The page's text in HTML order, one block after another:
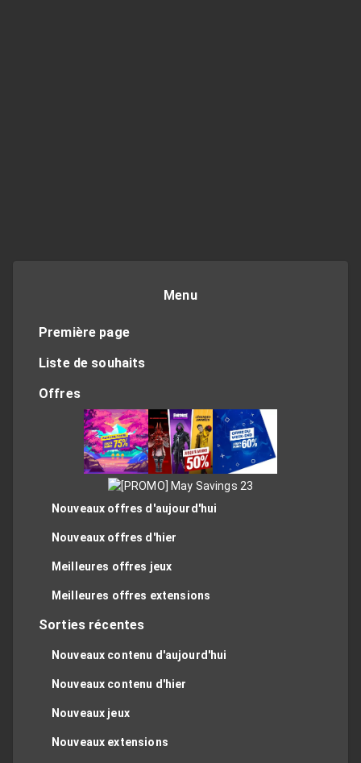
Menu
Première page
Liste de souhaits
Offres
Nouveaux offres d'aujourd'hui
Nouveaux offres d'hier
Meilleures offres jeux
Meilleures offres extensions
Sorties récentes
Nouveaux contenu d'aujourd'hui
Nouveaux contenu d'hier
Nouveaux jeux
Nouveaux extensions